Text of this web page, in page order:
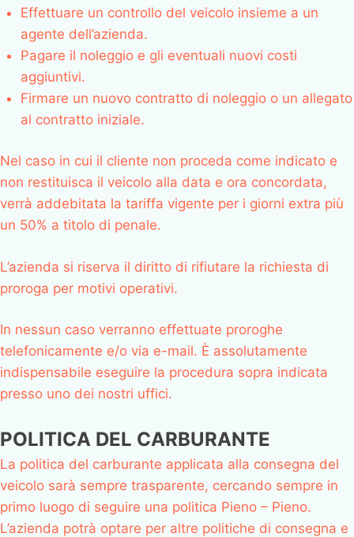
Effettuare un controllo del veicolo insieme a un
agente dell’azienda.
Pagare il noleggio e gli eventuali nuovi costi
aggiuntivi.
Firmare un nuovo contratto di noleggio o un allegato
al contratto iniziale.
Nel caso in cui il cliente non proceda come indicato e
non restituisca il veicolo alla data e ora concordata,
verrà addebitata la tariffa vigente per i giorni extra più
un 50% a titolo di penale.
L’azienda si riserva il diritto di rifiutare la richiesta di
proroga per motivi operativi.
In nessun caso verranno effettuate proroghe
telefonicamente e/o via e-mail. È assolutamente
indispensabile eseguire la procedura sopra indicata
presso uno dei nostri uffici.
POLITICA DEL CARBURANTE
La politica del carburante applicata alla consegna del
veicolo sarà sempre trasparente, cercando sempre in
primo luogo di seguire una politica Pieno – Pieno.
L’azienda potrà optare per altre politiche di consegna e